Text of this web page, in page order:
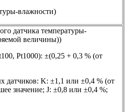
влажности)
датчика температуры-
величины))
Pt1000): ±(0,25 + 0,3 % (от
датчиков: K: ±1,1 или ±0,4 % (от
значение; J: ±0,8 или ±0,4 %;